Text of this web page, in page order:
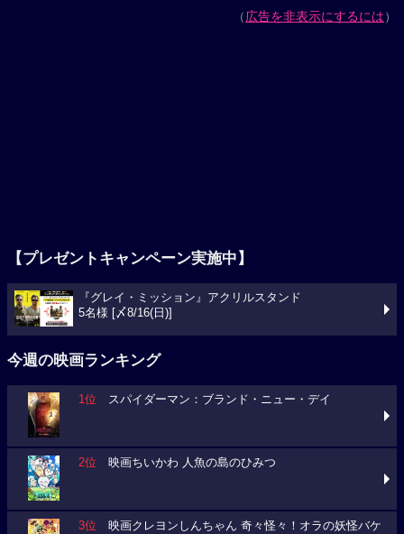
（広告を非表示にするには）
【プレゼントキャンペーン実施中】
『グレイ・ミッション』アクリルスタンド
5名様 [〆8/16(日)]
今週の映画ランキング
1位 スパイダーマン：ブランド・ニュー・デイ
2位 映画ちいかわ 人魚の島のひみつ
3位 映画クレヨンしんちゃん 奇々怪々！オラの妖怪バケ